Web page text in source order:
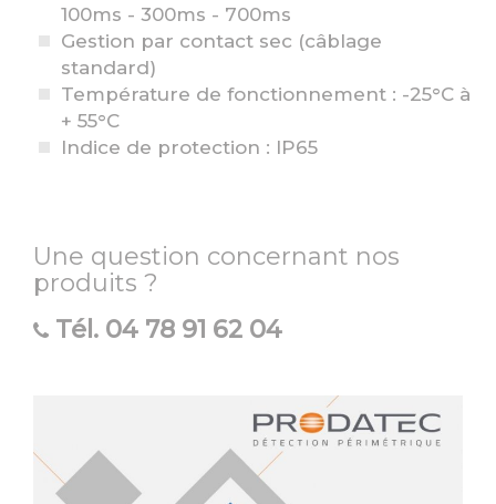
100ms - 300ms - 700ms
Gestion par contact sec (câblage
standard)
Température de fonctionnement : -25°C à
+ 55°C
Indice de protection : IP65
Une question concernant nos
produits ?
Tél. 04 78 91 62 04